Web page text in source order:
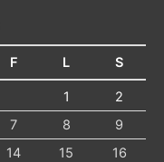
F L S
1
2
7 8
9
14 15
16